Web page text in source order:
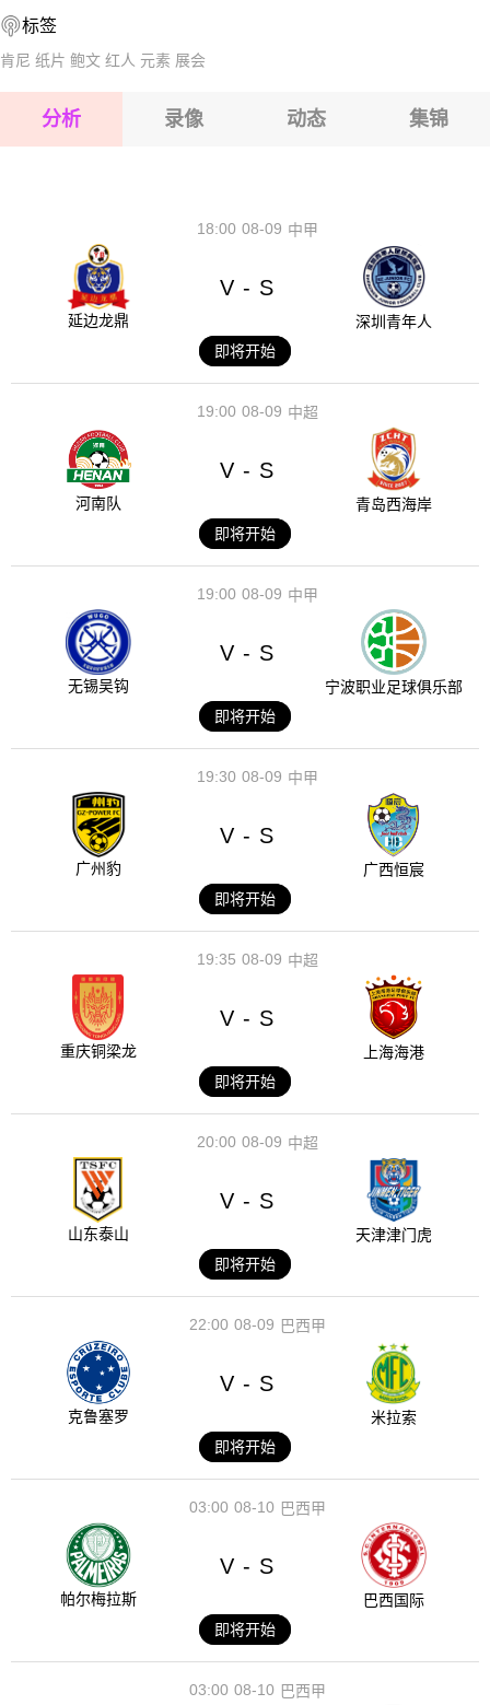
2026-08-17 【球会友谊】 TSV科恩VS纽伦堡
标签
肯尼 纸片 鲍文 红人 元素 展会
分析 录像 动态 集锦
08-09
18:00 中甲
延边龙鼎
V - S
深圳青年人
即将开始
08-09
19:00 中超
河南队
V - S
青岛西海岸
即将开始
08-09
19:00 中甲
无锡吴钩
V - S
宁波职业足球俱乐部
即将开始
08-09
19:30 中甲
广州豹
V - S
广西恒宸
即将开始
08-09
19:35 中超
重庆铜梁龙
V - S
上海海港
即将开始
08-09
20:00 中超
山东泰山
V - S
天津津门虎
即将开始
08-09
22:00 巴西甲
克鲁塞罗
V - S
米拉索
即将开始
08-10
03:00 巴西甲
帕尔梅拉斯
V - S
巴西国际
即将开始
08-10
03:00 巴西甲